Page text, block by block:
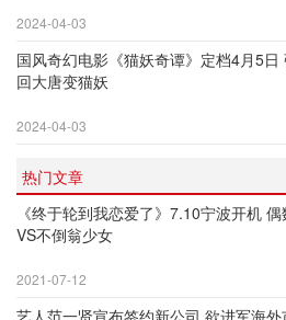
2024-04-03
国风奇幻电影《猫妖奇谭》定档4月5日
回大唐变猫妖
2024-04-03
热门文章
《终于轮到我恋爱了》7.10宁波开机
VS不倒翁少女
2021-07-12
艺人范一贤宣布签约新公司 欲进军海外